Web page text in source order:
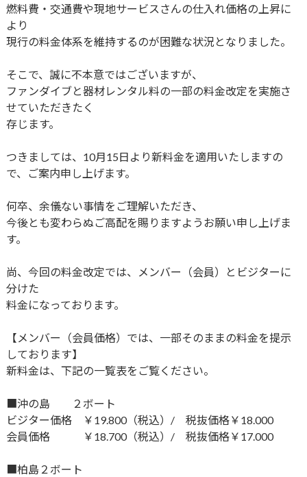
燃料費・交通費や現地サービスさんの仕入れ価格の上昇に
より
現行の料金体系を維持するのが困難な状況となりました。
そこで、誠に不本意ではございますが、
ファンダイブと器材レンタル料の一部の料金改定を実施さ
せていただきたく
存じます。
つきましては、10月15日より新料金を適用いたしますの
で、ご案内申し上げます。
何卒、余儀ない事情をご理解いただき、
今後とも変わらぬご高配を賜りますようお願い申し上げま
す。
尚、今回の料金改定では、メンバー（会員）とビジターに
分けた
料金になっております。
【メンバー（会員価格）では、一部そのままの料金を提示
しております】
新料金は、下記の一覧表をご覧ください。
■沖の島 ２ボート
ビジター価格 ￥19.800（税込）/ 税抜価格￥18.000
会員価格 ￥18.700（税込）/ 税抜価格￥17.000
■柏島２ボート